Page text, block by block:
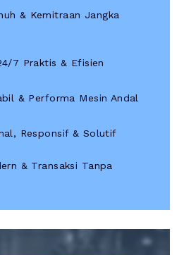
& Kemitraan Jangka
7 Praktis & Efisien
& Performa Mesin Andal
Responsif & Solutif
& Transaksi Tanpa